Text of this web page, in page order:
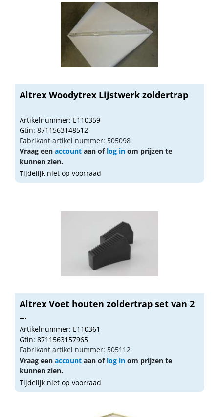
Altrex Woodytrex Lijstwerk zoldertrap
Artikelnummer: E110359
Gtin: 8711563148512
Fabrikant artikel nummer: 505098
Vraag een account aan of log in om prijzen te
kunnen zien.
Tijdelijk niet op voorraad
Altrex Voet houten zoldertrap set van 2
...
Artikelnummer: E110361
Gtin: 8711563157965
Fabrikant artikel nummer: 505112
Vraag een account aan of log in om prijzen te
kunnen zien.
Tijdelijk niet op voorraad